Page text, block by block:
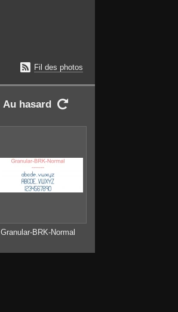
 Fil des photos
Au hasard 
Granular-BRK-Normal